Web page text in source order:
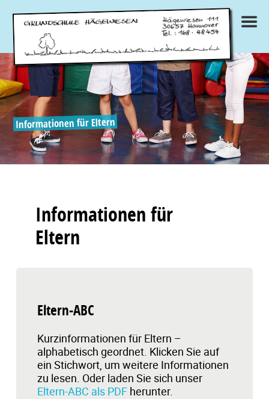
Informationen für Eltern
×
Informationen für
Eltern
Eltern-ABC
Kurzinformationen für Eltern –
alphabetisch geordnet. Klicken Sie auf
ein Stichwort, um weitere Informationen
zu lesen. Oder laden Sie sich unser
Eltern-ABC als PDF herunter.